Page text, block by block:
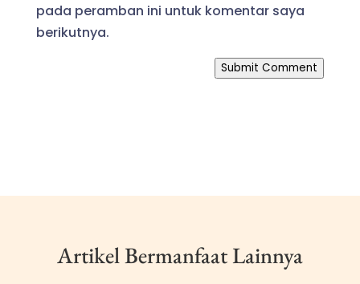
pada peramban ini untuk komentar saya
berikutnya.
Submit Comment
Artikel Bermanfaat Lainnya